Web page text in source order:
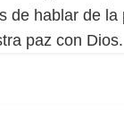
de hablar de
paz con Dios.